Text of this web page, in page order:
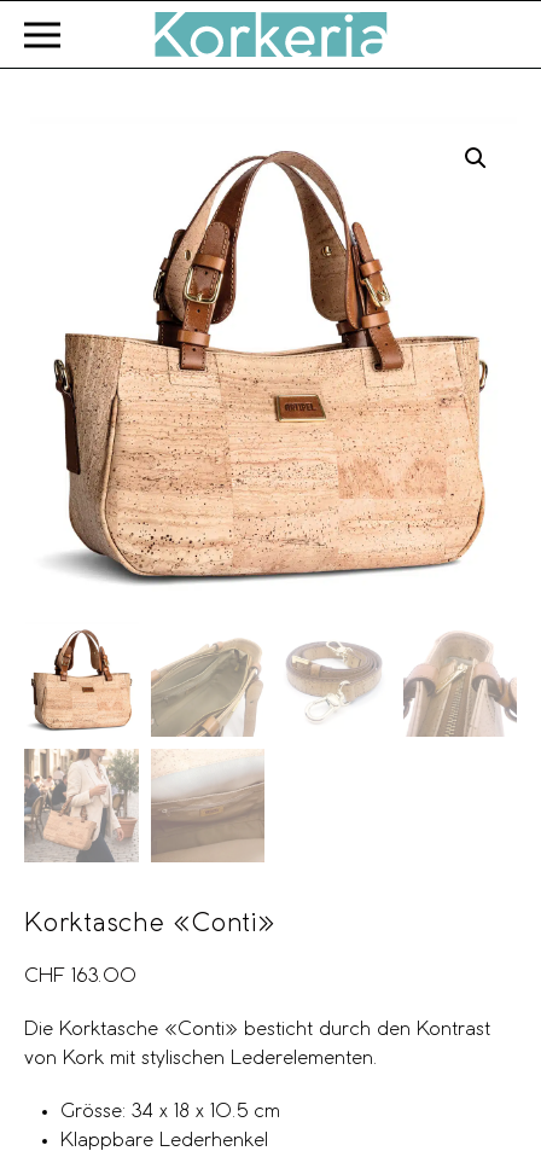
Zum Hauptinhalt springen
Korktasche «Conti»
CHF 163.00
Die Korktasche «Conti» besticht durch den Kontrast
von Kork mit stylischen Lederelementen.
Grösse: 34 x 18 x 10.5 cm
Klappbare Lederhenkel